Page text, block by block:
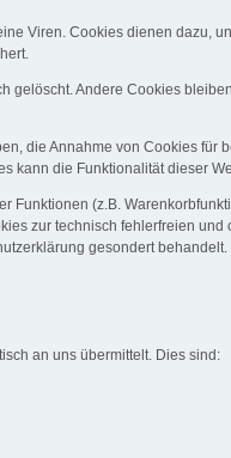
Viren. Cookies dienen dazu,
gelöscht. Andere Cookies
die Annahme von Cookies für
kann die Funktionalität dieser
Funktionen (z.B.
zur technisch fehlerfreien
gesondert behandelt.
an uns übermittelt. Dies sind: